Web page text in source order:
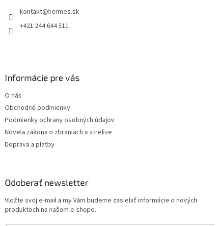
kontakt@hermes.sk
+421 244 644 511
Informácie pre vás
O nás
Obchodné podmienky
Podmienky ochrany osobných údajov
Novela zákona o zbraniach a strelive
Doprava a platby
Odoberať newsletter
Vložte svoj e-mail a my Vám budeme zasielať informácie o nových
produktoch na našom e-shope.